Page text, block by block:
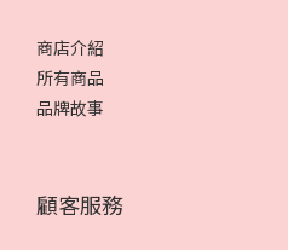
商店介紹
所有商品
品牌故事
顧客服務